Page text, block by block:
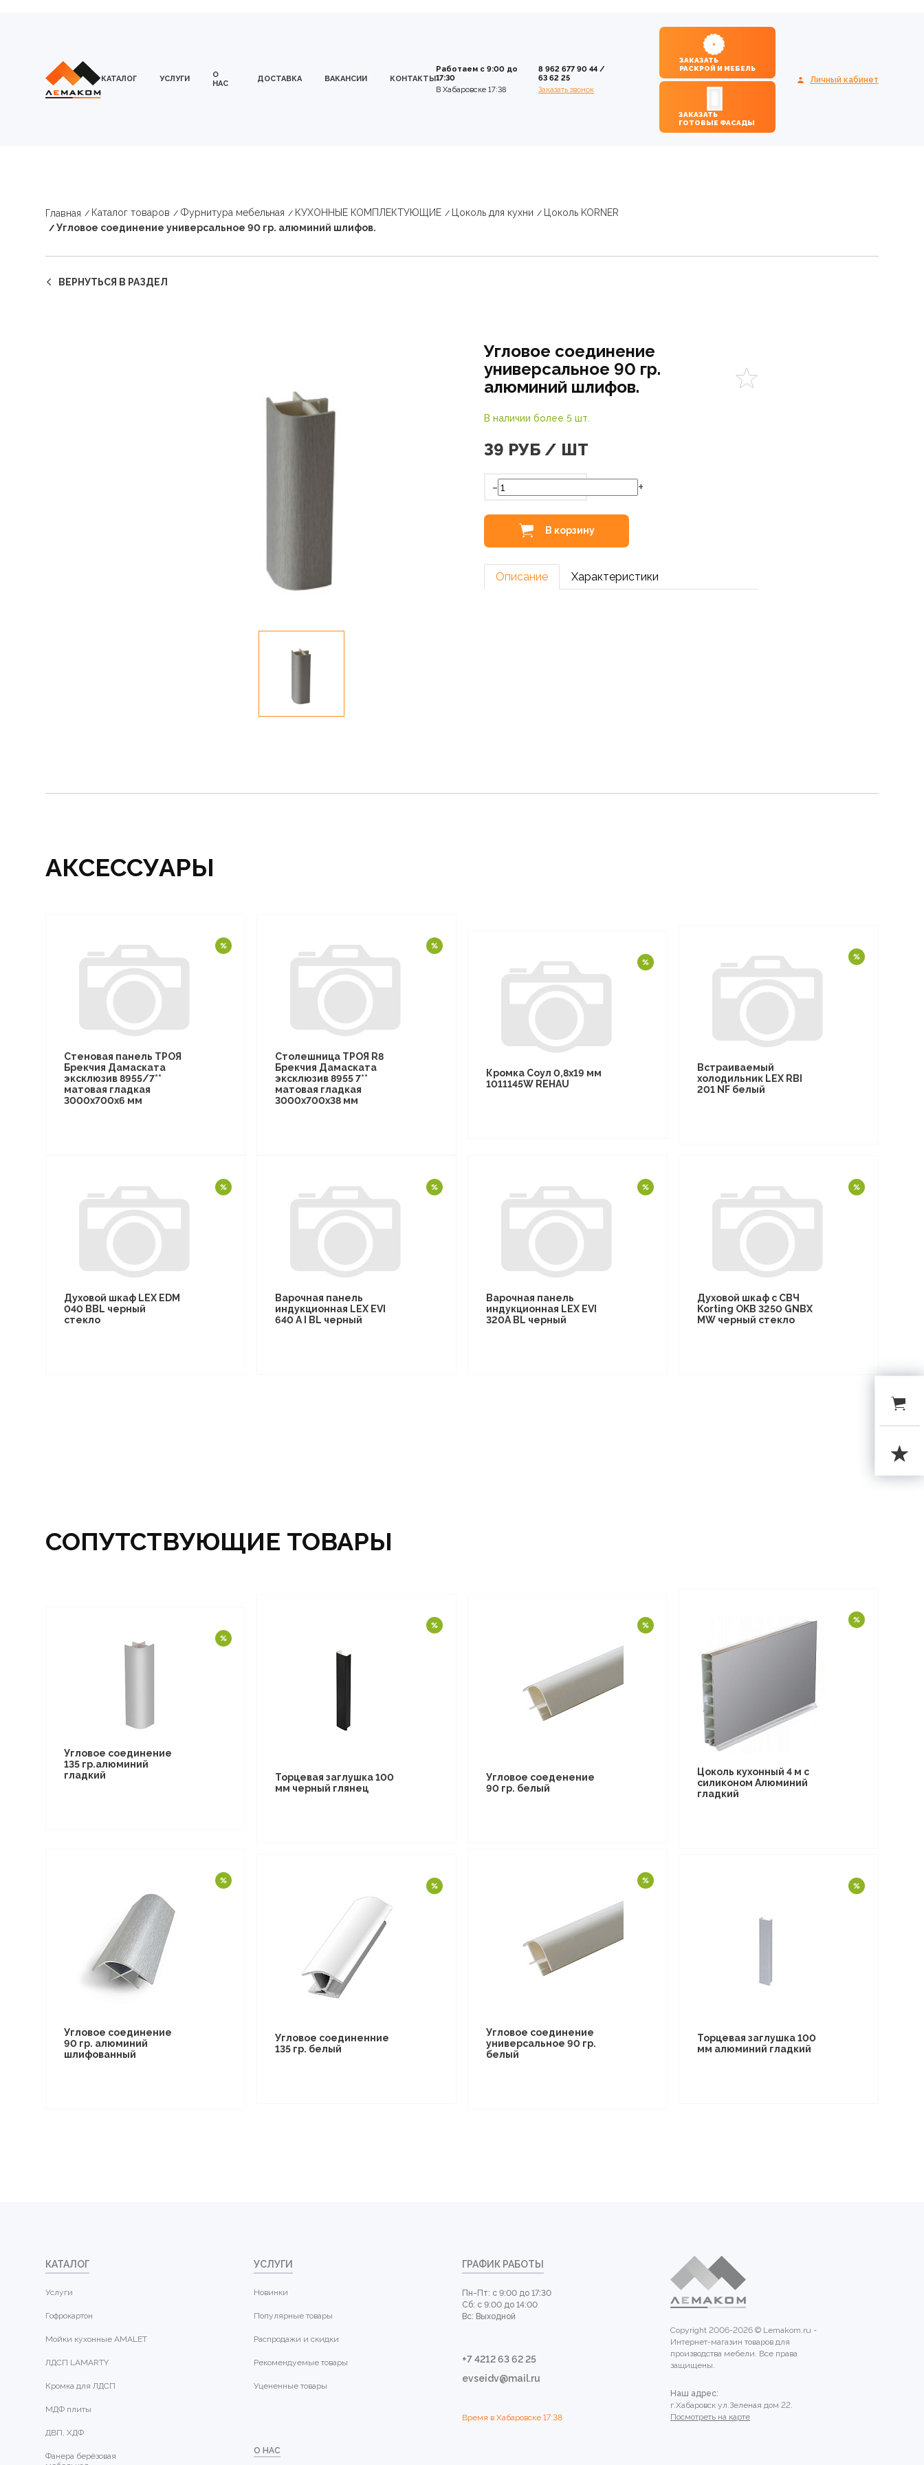
КАТАЛОГ УСЛУГИ
О
НАС
ДОСТАВКА ВАКАНСИИ КОНТАКТЫ
Работаем с 9:00 до
17:30
В Хабаровске 17:38
8 962 677 90 44/
63 62 25
Заказать звонок
ЗАКАЗАТЬ
РАСКРОЙ И МЕБЕЛЬ
ЗАКАЗАТЬ
ГОТОВЫЕ ФАСАДЫ
Личный кабинет
Главная Каталог товаров Фурнитура мебельная КУХОННЫЕ КОМПЛЕКТУЮЩИЕ Цоколь для кухни
Цоколь KORNER
Угловое соединение универсальное 90 гр. алюминий шлифов.
ВЕРНУТЬСЯ В РАЗДЕЛ
Угловое соединение
универсальное 90 гр.
алюминий шлифов.
В наличии более 5 шт.
39 РУБ / ШТ
- +
В корзину
Описание Характеристики
АКСЕССУАРЫ
Стеновая панель ТРОЯ
Брекчия Дамаската
эксклюзив 8955/7**
матовая гладкая
3000х700х6 мм
Столешница ТРОЯ R8
Брекчия Дамаската
эксклюзив 8955 7**
матовая гладкая
3000х700х38 мм
Кромка Соул 0,8х19 мм
1011145W REHAU
Встраиваемый
холодильник LEX RBI
201 NF белый
Духовой шкаф LEX EDM
040 BBL черный
стекло
Варочная панель
индукционная LEX EVI
640 A I BL черный
Варочная панель
индукционная LEX EVI
320A BL черный
Духовой шкаф с СВЧ
Korting OKB 3250 GNBX
MW черный стекло
СОПУТСТВУЮЩИЕ ТОВАРЫ
Угловое соединение
135 гр.алюминий
гладкий
Торцевая заглушка 100
мм черный глянец
Угловое соеденение
90 гр. белый
Цоколь кухонный 4 м с
силиконом Алюминий
гладкий
Угловое соединение
90 гр. алюминий
шлифованный
Угловое соединенние
135 гр. белый
Угловое соединение
универсальное 90 гр.
белый
Торцевая заглушка 100
мм алюминий гладкий
КАТАЛОГ
Услуги
Гофрокартон
Мойки кухонные AMALET
ЛДСП LAMARTY
Кромка для ЛДСП
МДФ плиты
ДВП, ХДФ
Фанера берёзовая
УСЛУГИ
Новинки
Популярные товары
Распродажи и скидки
Рекомендуемые товары
Уцененные товары
О НАС
ГРАФИК РАБОТЫ
Пн-Пт: с 9:00 до 17:30
Сб: с 9:00 до 14:00
Вс: Выходной
+7 4212 63 62 25
evseidv@mail.ru
Время в Хабаровске 17:38
Copyright 2006-2026 © Lemakom.ru -
Интернет-магазин товаров для
производства мебели. Все права
защищены.
Наш адрес:
г.Хабаровск ул.Зеленая дом 22.
Посмотреть на карте